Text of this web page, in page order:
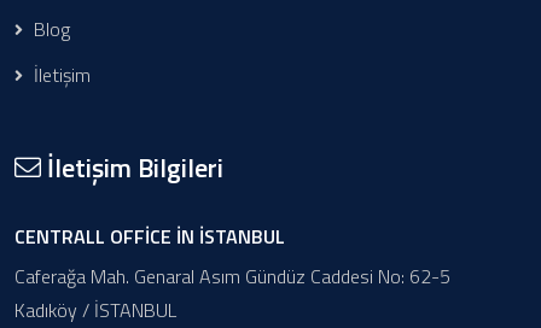
Blog
İletişim
İletişim Bilgileri
CENTRALL OFFİCE İN İSTANBUL
Caferağa Mah. Genaral Asım Gündüz Caddesi No: 62-5
Kadıköy / İSTANBUL